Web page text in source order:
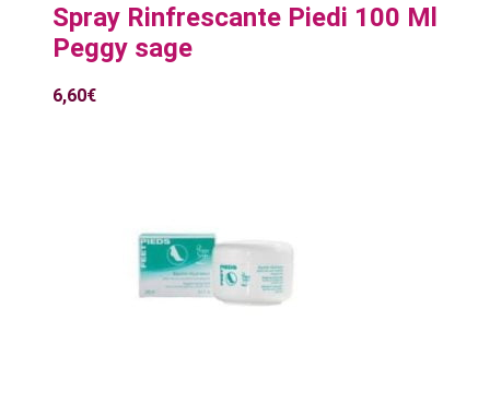
Spray Rinfrescante Piedi 100 Ml
Peggy sage
6,60€